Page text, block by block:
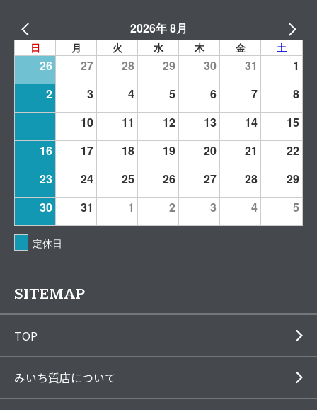
2026年 8月
日 月 火 水 木 金 土
26 27 28 29 30 31
1
2
3 4 5 6 7
8
10 11 12 13 14
15
16
17 18 19 20 21
22
23
24 25 26 27 28
29
30
31 1 2 3 4 5
定休日
SITEMAP
TOP
みいち質店について